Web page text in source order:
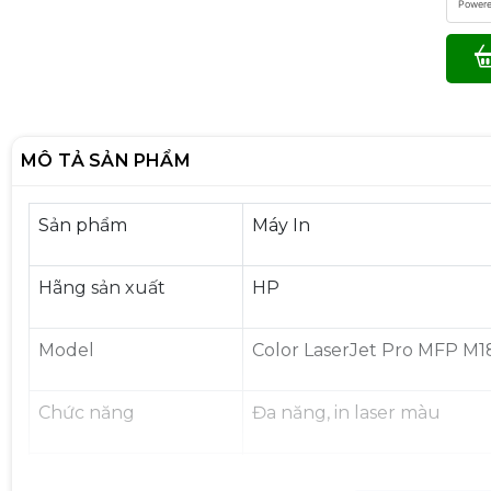
MÔ TẢ SẢN PHẨM
Sản phẩm Máy In
Hãng sản xuất HP
Model Color LaserJet Pro MFP
Chức năng Đa năng, in laser màu